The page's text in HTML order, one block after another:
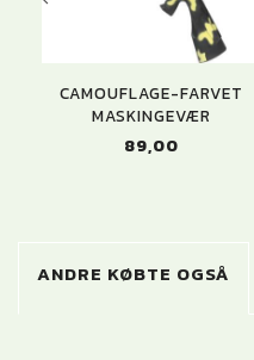
CAMOUFLAGE-FARVET
MASKINGEVÆR
89,00
ANDRE KØBTE OGSÅ